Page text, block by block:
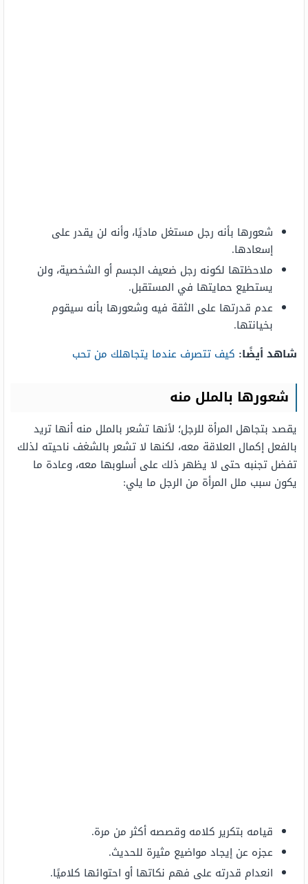
شعورها بأنه رجل مستغل ماديًا، وأنه لن يقدر على
إسعادها.
ملاحظتها لكونه رجل ضعيف الجسم أو الشخصية، ولن
يستطيع حمايتها في المستقبل.
عدم قدرتها على الثقة فيه وشعورها بأنه سيقوم
بخيانتها.
شاهد أيضًا: كيف تتصرف عندما يتجاهلك من تحب
شعورها بالملل منه
يقصد بتجاهل المرأة للرجل؛ لأنها تشعر بالملل منه أنها تريد
بالفعل إكمال العلاقة معه، لكنها لا تشعر بالشغف ناحيته لذلك
تفضل تجنبه حتى لا يظهر ذلك على أسلوبها معه، وعادة ما
يكون سبب ملل المرأة من الرجل ما يلي:
قيامه بتكرير كلامه وقصصه أكثر من مرة.
عجزه عن إيجاد مواضيع مثيرة للحديث.
انعدام قدرته على فهم نكاتها أو احتوائها كلاميًا.